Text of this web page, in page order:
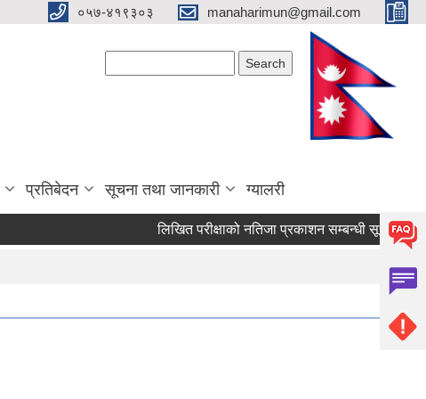
०५७-४१९३०३ manaharimun@gmail.com
प्रतिबेदन सूचना तथा जानकारी ग्यालरी
लिखित परीक्षाको नतिजा प्रकाशन सम्बन्धी सूचना ।